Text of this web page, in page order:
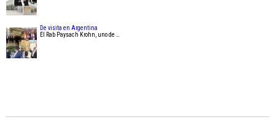
De visita en Argentina
El Rab Paysach Krohn, uno de …